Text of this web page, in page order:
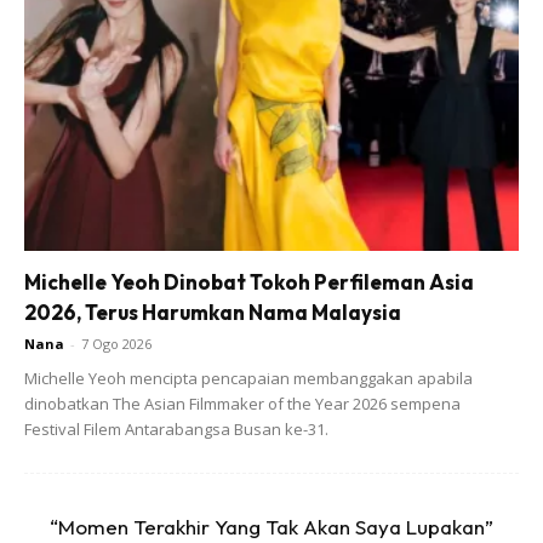
Michelle Yeoh Dinobat Tokoh Perfileman Asia
2026, Terus Harumkan Nama Malaysia
Nana - 7 Ogo 2026
Michelle Yeoh mencipta pencapaian membanggakan apabila
dinobatkan The Asian Filmmaker of the Year 2026 sempena
Festival Filem Antarabangsa Busan ke-31.
“Momen Terakhir Yang Tak Akan Saya Lupakan”